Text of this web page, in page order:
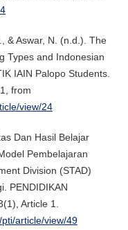
& Aswar, N. (n.d.). The
Types and Indonesian
IAIN Palopo Students.
from
view/24
Dan Hasil Belajar
Pembelajaran
Division (STAD)
PENDIDIKAN
Article 1.
article/view/49